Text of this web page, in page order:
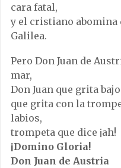
cara fatal,
y el cristiano abomina
Galilea.
Pero Don Juan de
mar,
Don Juan que grita
que grita con la
labios,
trompeta que dice ¡ah!
¡Domino Gloria!
Don Juan de Austria